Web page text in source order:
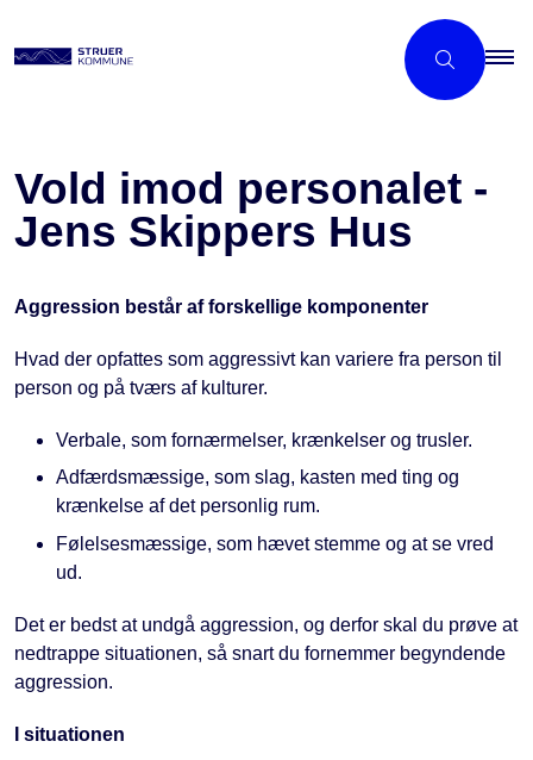
Vold imod personalet -
Jens Skippers Hus
Aggression består af forskellige komponenter
Hvad der opfattes som aggressivt kan variere fra person til
person og på tværs af kulturer.
Verbale, som fornærmelser, krænkelser og trusler.
Adfærdsmæssige, som slag, kasten med ting og
krænkelse af det personlig rum.
Følelsesmæssige, som hævet stemme og at se vred
ud.
Det er bedst at undgå aggression, og derfor skal du prøve at
nedtrappe situationen, så snart du fornemmer begyndende
aggression.
I situationen